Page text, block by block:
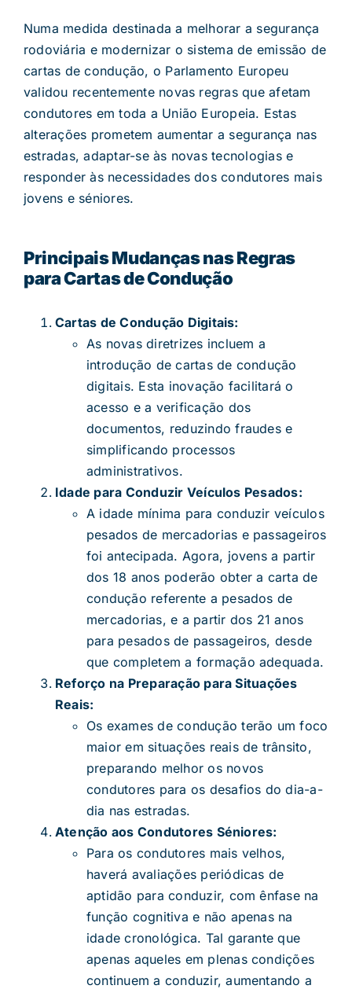
Numa medida destinada a melhorar a segurança
rodoviária e modernizar o sistema de emissão de
cartas de condução, o Parlamento Europeu
validou recentemente novas regras que afetam
condutores em toda a União Europeia. Estas
alterações prometem aumentar a segurança nas
estradas, adaptar-se às novas tecnologias e
responder às necessidades dos condutores mais
jovens e séniores.
Principais Mudanças nas Regras
para Cartas de Condução
Cartas de Condução Digitais:
As novas diretrizes incluem a
introdução de cartas de condução
digitais. Esta inovação facilitará o
acesso e a verificação dos
documentos, reduzindo fraudes e
simplificando processos
administrativos.
Idade para Conduzir Veículos Pesados:
A idade mínima para conduzir veículos
pesados de mercadorias e passageiros
foi antecipada. Agora, jovens a partir
dos 18 anos poderão obter a carta de
condução referente a pesados de
mercadorias, e a partir dos 21 anos
para pesados de passageiros, desde
que completem a formação adequada.
Reforço na Preparação para Situações
Reais:
Os exames de condução terão um foco
maior em situações reais de trânsito,
preparando melhor os novos
condutores para os desafios do dia-a-
dia nas estradas.
Atenção aos Condutores Séniores:
Para os condutores mais velhos,
haverá avaliações periódicas de
aptidão para conduzir, com ênfase na
função cognitiva e não apenas na
idade cronológica. Tal garante que
apenas aqueles em plenas condições
continuem a conduzir, aumentando a